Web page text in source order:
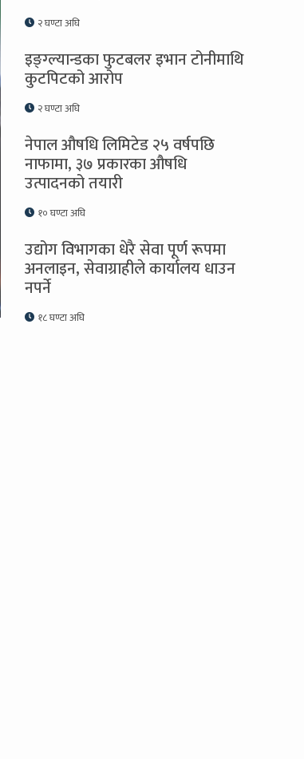
२ घण्टा अघि
इङ्ग्ल्यान्डका फुटबलर इभान टोनीमाथि
कुटपिटको आरोप
२ घण्टा अघि
नेपाल औषधि लिमिटेड २५ वर्षपछि
नाफामा, ३७ प्रकारका औषधि
उत्पादनको तयारी
१० घण्टा अघि
उद्योग विभागका धेरै सेवा पूर्ण रूपमा
अनलाइन, सेवाग्राहीले कार्यालय धाउन
नपर्ने
१८ घण्टा अघि